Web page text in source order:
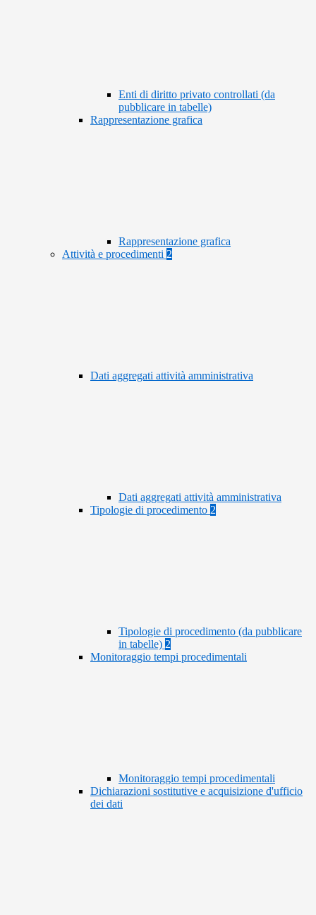
Enti di diritto privato controllati (da
pubblicare in tabelle)
Rappresentazione grafica
Rappresentazione grafica
Attività e procedimenti 2
Dati aggregati attività amministrativa
Dati aggregati attività amministrativa
Tipologie di procedimento 2
Tipologie di procedimento (da pubblicare
in tabelle) 2
Monitoraggio tempi procedimentali
Monitoraggio tempi procedimentali
Dichiarazioni sostitutive e acquisizione d'ufficio
dei dati